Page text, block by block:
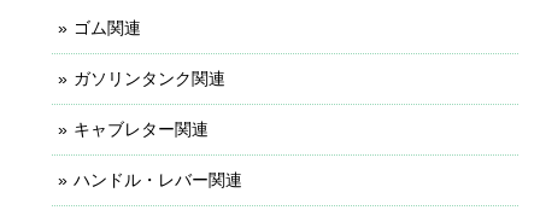
ゴム関連
ガソリンタンク関連
キャブレター関連
ハンドル・レバー関連